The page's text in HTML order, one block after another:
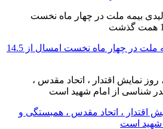
حق بیمه تولیدی بیمه ملت در چهار ماه نخست امسال از 14.5
اقتدار ، اتحاد مقدس ، همبستگی و
شهید است